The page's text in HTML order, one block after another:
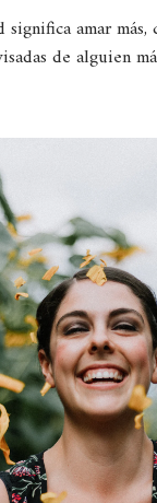
amar
de alguien